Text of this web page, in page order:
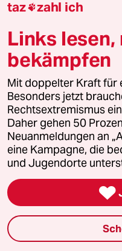
Das heißt, ich kann
erzählen? Oder gibt
Erzählung ergänzen
Wie Sie schon am
beobachte ich viel
vielen Menschen.
Haben Sie ein
Nein. Aber vielleicht
Notizblock für die
taz zahl ich
Links
bekämpfen
Mit doppelter Kraft für
Besonders jetzt
Rechtsextremismus
Daher gehen 50
Neuanmeldungen an
eine Kampagne, die
und Jugendorte
